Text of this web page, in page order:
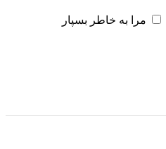
مرا به خاطر بسپار